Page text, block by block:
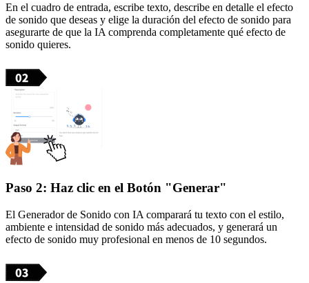
En el cuadro de entrada, escribe texto, describe en detalle el efecto
de sonido que deseas y elige la duración del efecto de sonido para
asegurarte de que la IA comprenda completamente qué efecto de
sonido quieres.
Paso 2: Haz clic en el Botón "Generar"
El Generador de Sonido con IA comparará tu texto con el estilo,
ambiente e intensidad de sonido más adecuados, y generará un
efecto de sonido muy profesional en menos de 10 segundos.